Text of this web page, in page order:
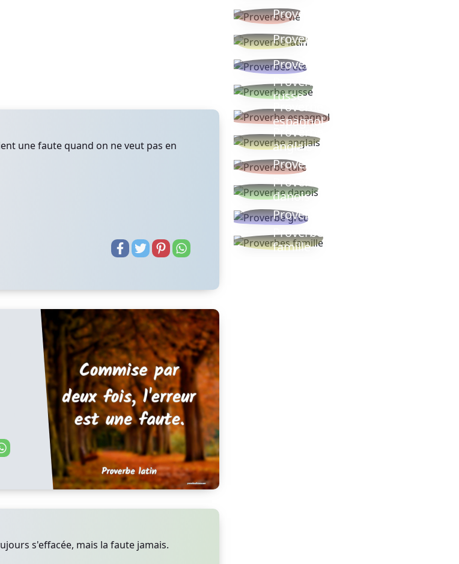
une faute quand on ne veut pas en
s'effacée, mais la faute jamais.
Proverbe vie
Proverbe latin
Proverbes ete
Proverbe
russe
Proverbe
espagnol
Proverbe
anglais
Proverbe turc
Proverbe
danois
Proverbe grec
Proverbes
famille